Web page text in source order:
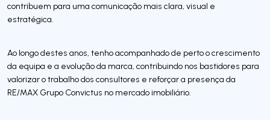
contribuem para uma comunicação mais clara, visual e
estratégica.
Ao longo destes anos, tenho acompanhado de perto o crescimento
da equipa e a evolução da marca, contribuindo nos bastidores para
valorizar o trabalho dos consultores e reforçar a presença da
RE/MAX Grupo Convictus no mercado imobiliário.